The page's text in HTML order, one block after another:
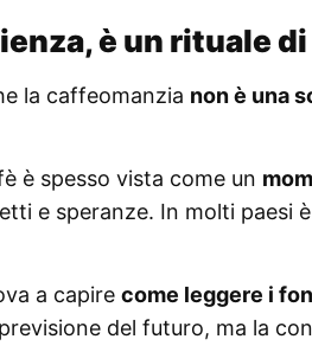
è un rituale
la caffeomanzia non è una
è spesso vista come un
e speranze. In molti paesi
a capire come leggere i
del futuro, ma la